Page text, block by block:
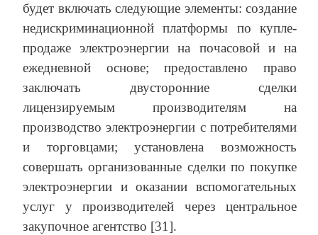
будет включать следующие элементы: создание
недискриминационной платформы по купле-
продаже электроэнергии на почасовой и на
ежедневной основе; предоставлено право
заключать двусторонние сделки
лицензируемым производителям на
производство электроэнергии с потребителями
и торговцами; установлена возможность
совершать организованные сделки по покупке
электроэнергии и оказании вспомогательных
услуг у производителей через центральное
закупочное агентство [31].